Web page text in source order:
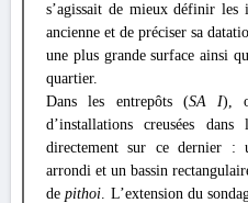
s’agissait de mieux définir les
ancienne et de préciser sa
une plus grande surface ainsi
quartier.
Dans les entrepôts (SA I),
d’installations creusées
directement sur ce dernier :
arrondi et un bassin
depithoi. L’extension du